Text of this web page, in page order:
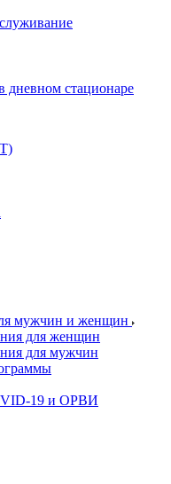
дневном стационаре
мужчин и женщин
для женщин
для мужчин
19 и ОРВИ